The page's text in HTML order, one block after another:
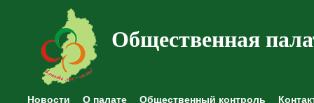
Общественная
Новости О палате Общественный контроль